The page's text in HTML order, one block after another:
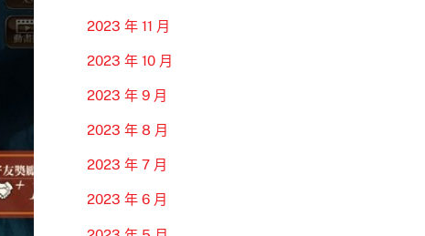
2023 年 11 月
2023 年 10 月
2023 年 9 月
2023 年 8 月
2023 年 7 月
2023 年 6 月